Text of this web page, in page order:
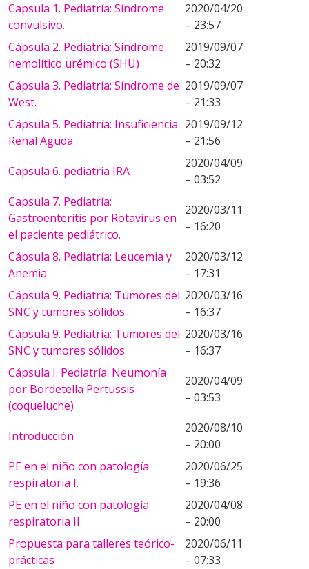
Capsula 1. Pediatría: Síndrome
convulsivo.
2020/04/20
– 23:57
Cápsula 2. Pediatría: Síndrome
hemolítico urémico (SHU)
2019/09/07
– 20:32
Cápsula 3. Pediatría: Síndrome de
West.
2019/09/07
– 21:33
Cápsula 5. Pediatría: Insuficiencia
Renal Aguda
2019/09/12
– 21:56
Capsula 6. pediatria IRA
2020/04/09
– 03:52
Capsula 7. Pediatría:
Gastroenteritis por Rotavirus en
el paciente pediátrico.
2020/03/11
– 16:20
Cápsula 8. Pediatría: Leucemia y
Anemia
2020/03/12
– 17:31
Cápsula 9. Pediatría: Tumores del
SNC y tumores sólidos
2020/03/16
– 16:37
Cápsula 9. Pediatría: Tumores del
SNC y tumores sólidos
2020/03/16
– 16:37
Cápsula I. Pediatría: Neumonía
por Bordetella Pertussis
(coqueluche)
2020/04/09
– 03:53
Introducción
2020/08/10
– 20:00
PE en el niño con patología
respiratoria I.
2020/06/25
– 19:36
PE en el niño con patología
respiratoria II
2020/04/08
– 20:00
Propuesta para talleres teórico-
prácticas
2020/06/11
– 07:33